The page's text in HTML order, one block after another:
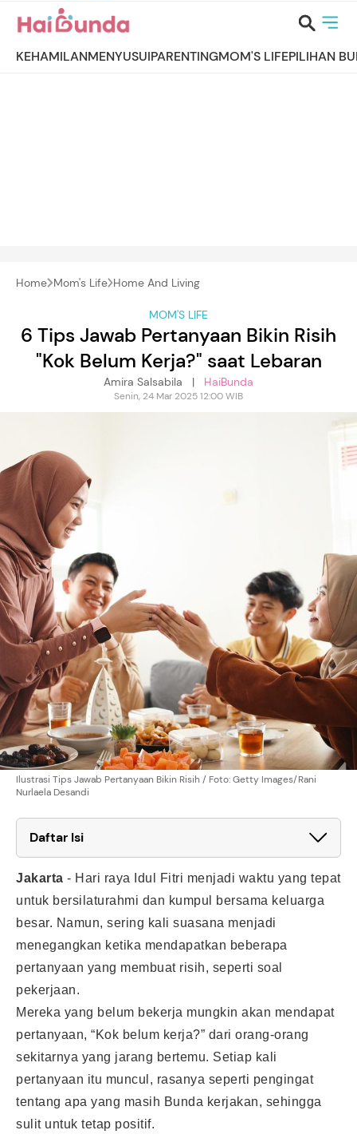
KEHAMILANMENYUSUIPARENTINGMOM'S LIFEPILIHAN
Home Mom's Life Home And Living
MOM'S LIFE
6 Tips Jawab Pertanyaan Bikin Risih
"Kok Belum Kerja?" saat Lebaran
Amira Salsabila | HaiBunda
Senin, 24 Mar 2025 12:00 WIB
Ilustrasi Tips Jawab Pertanyaan Bikin Risih / Foto: Getty Images/Rani
Nurlaela Desandi
Daftar Isi
Jakarta - Hari raya Idul Fitri menjadi waktu yang tepat
untuk bersilaturahmi dan kumpul bersama keluarga
besar. Namun, sering kali suasana menjadi
menegangkan ketika mendapatkan beberapa
pertanyaan yang membuat risih, seperti soal
pekerjaan.
Mereka yang belum bekerja mungkin akan mendapat
pertanyaan, “Kok belum kerja?” dari orang-orang
sekitarnya yang jarang bertemu. Setiap kali
pertanyaan itu muncul, rasanya seperti pengingat
tentang apa yang masih Bunda kerjakan, sehingga
sulit untuk tetap positif.